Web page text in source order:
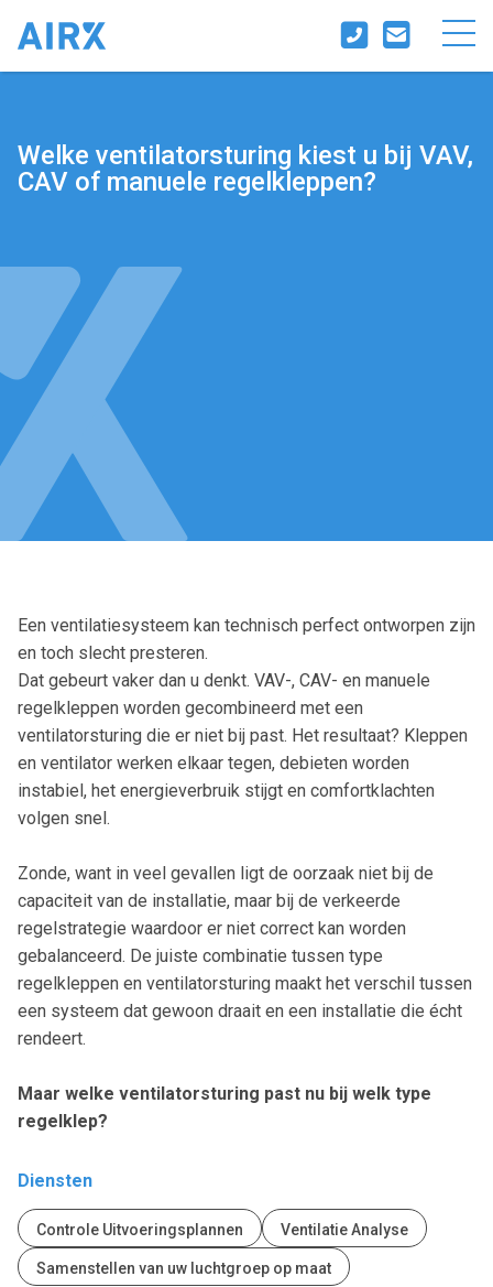
Welke ventilatorsturing kiest u bij VAV,
CAV of manuele regelkleppen?
Diensten
Controle Uitvoeringsplannen Ventilatie Analyse
Samenstellen van uw luchtgroep op maat
Een ventilatiesysteem kan technisch perfect ontworpen zijn
en toch slecht presteren.
Dat gebeurt vaker dan u denkt. VAV-, CAV- en manuele
regelkleppen worden gecombineerd met een
ventilatorsturing die er niet bij past. Het resultaat? Kleppen
en ventilator werken elkaar tegen, debieten worden
instabiel, het energieverbruik stijgt en comfortklachten
volgen snel.
Zonde, want in veel gevallen ligt de oorzaak niet bij de
capaciteit van de installatie, maar bij de verkeerde
regelstrategie waardoor er niet correct kan worden
gebalanceerd. De juiste combinatie tussen type
regelkleppen en ventilatorsturing maakt het verschil tussen
een systeem dat gewoon draait en een installatie die écht
rendeert.
Maar welke ventilatorsturing past nu bij welk type
regelklep?